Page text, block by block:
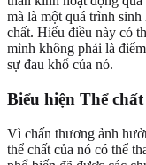
mà là một quá trình
chất. Hiểu điều này có
mình không phải là
sự đau khổ của nó.
Biểu hiện Thể
Vì chấn thương ảnh
thể chất của nó có thể